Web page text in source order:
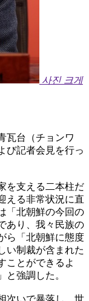
사진 크게
瓦台（チョンワ
び記者会見を行っ
を支える二本柱だ
える非常状況に直
「北朝鮮の今回の
あり、我々民族の
ら「北朝鮮に態度
い制裁が含まれた
ことができるよ
と強調した。
次いで暴落し、世